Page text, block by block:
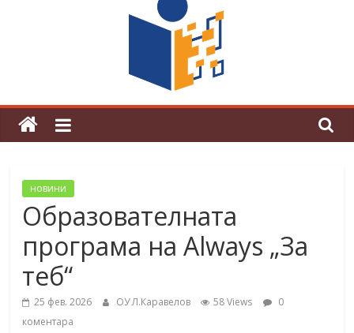
Магията на Андерсен оживя в ОУ
„Любен Каравелов“
новини
Образователната
програма на Always „За
теб“
25 фев. 2026 ОУ Л.Каравелов 58 Views
0
коментара